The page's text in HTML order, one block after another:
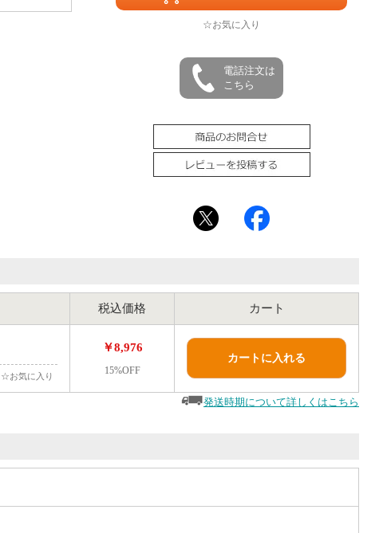
☆お気に入り
電話注文は
こちら
税込価格 カート
☆お気に入り
￥8,976
15%OFF
カートに入れる
発送時期について詳しくはこちら